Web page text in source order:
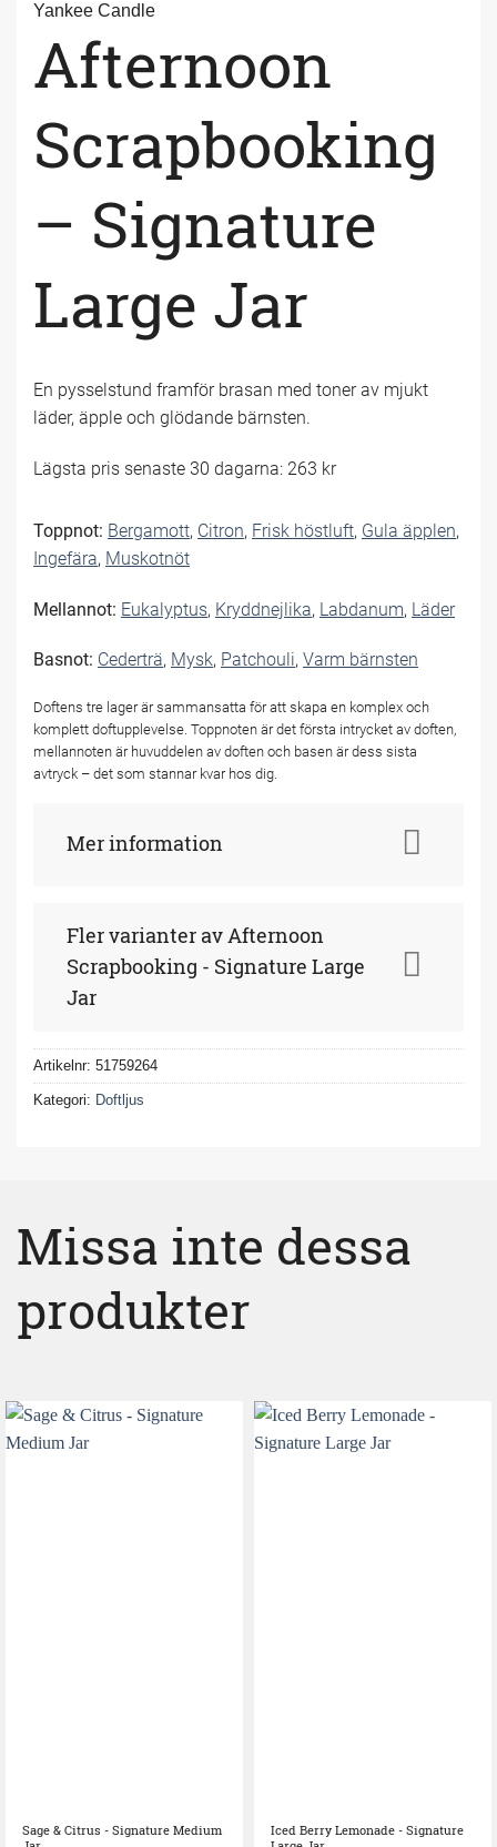
Yankee Candle
Afternoon
Scrapbooking
– Signature
Large Jar
En pysselstund framför brasan med toner av mjukt
läder, äpple och glödande bärnsten.
Lägsta pris senaste 30 dagarna: 263 kr
Toppnot: Bergamott, Citron, Frisk höstluft, Gula äpplen,
Ingefära, Muskotnöt
Mellannot: Eukalyptus, Kryddnejlika, Labdanum, Läder
Basnot: Cederträ, Mysk, Patchouli,Varm bärnsten
Doftens tre lager är sammansatta för att skapa en komplex och
komplett doftupplevelse. Toppnoten är det första intrycket av doften,
mellannoten är huvuddelen av doften och basen är dess sista
avtryck – det som stannar kvar hos dig.
Mer information
Fler varianter av Afternoon
Scrapbooking - Signature Large
Jar
Artikelnr: 51759264
Kategori: Doftljus
Missa inte dessa
produkter
Sage & Citrus - Signature Medium
Iced Berry Lemonade - Signature